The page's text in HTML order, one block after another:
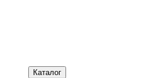
Каталог